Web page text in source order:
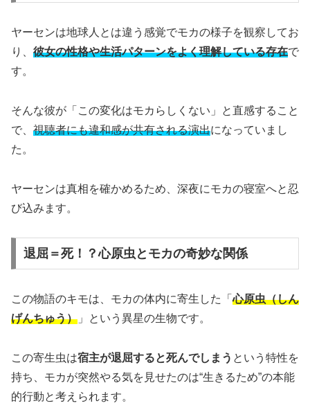
ヤーセンは地球人とは違う感覚でモカの様子を観察してお
り、 彼女の性格や生活パターンをよく理解している存在で
す。
そんな彼が「この変化はモカらしくない」と直感すること
で、 視聴者にも違和感が共有される演出になっていまし
た。
ヤーセンは真相を確かめるため、深夜にモカの寝室へと忍
び込みます。
退屈＝死！？心原虫とモカの奇妙な関係
この物語のキモは、モカの体内に寄生した「心原虫（しん
げんちゅう） 」という異星の生物です。
この寄生虫は宿主が退屈すると死んでしまう という特性を
持ち、モカが突然やる気を見せたのは“生きるため”の本能
的行動と考えられます。